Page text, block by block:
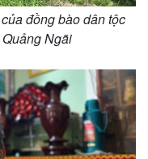
dùng
khoán
đồng bào dân tộc
Ngãi